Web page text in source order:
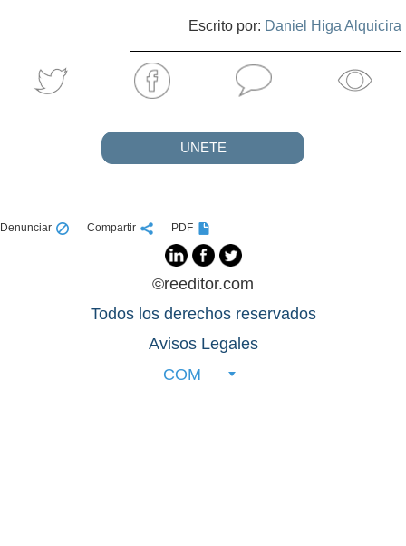
Escrito por: Daniel Higa Alquicira
UNETE
Denunciar Compartir PDF
©reeditor.com
Todos los derechos reservados
Avisos Legales